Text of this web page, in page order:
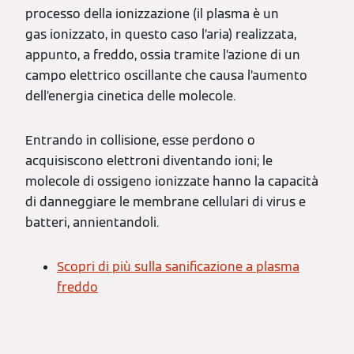
processo della ionizzazione (il plasma è un
gas ionizzato, in questo caso l’aria) realizzata,
appunto, a freddo, ossia tramite l’azione di un
campo elettrico oscillante che causa l’aumento
dell’energia cinetica delle molecole.
Entrando in collisione, esse perdono o
acquisiscono elettroni diventando ioni; le
molecole di ossigeno ionizzate hanno la capacità
di danneggiare le membrane cellulari di virus e
batteri, annientandoli.
Scopri di più sulla sanificazione a plasma
freddo